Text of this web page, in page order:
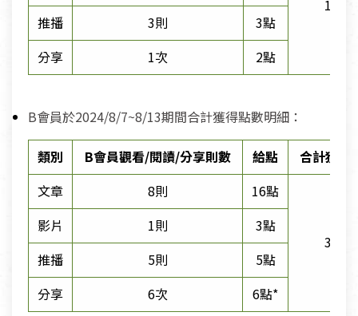
12點
推播
3則
3點
分享
1次 2點
B會員於2024/8/7~8/13期間合計獲得點數明細：
類別 B會員觀看/閱讀/分享則數 給點
合計獲得
文章
8則 16點
30點
影片 1則
3點
推播
5則
5點
分享
6次
6點*